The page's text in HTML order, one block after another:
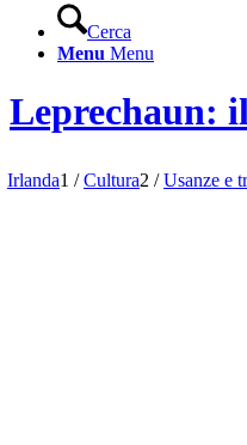
Cerca
Menu Menu
Leprechaun:
Irlanda1 / Cultura2 / Usanze e